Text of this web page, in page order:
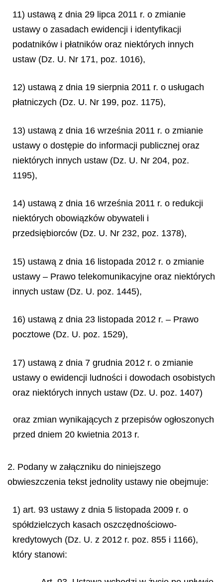
11) ustawą z dnia 29 lipca 2011 r. o zmianie
ustawy o zasadach ewidencji i identyfikacji
podatników i płatników oraz niektórych innych
ustaw (Dz. U. Nr 171, poz. 1016),
12) ustawą z dnia 19 sierpnia 2011 r. o usługach
płatniczych (Dz. U. Nr 199, poz. 1175),
13) ustawą z dnia 16 września 2011 r. o zmianie
ustawy o dostępie do informacji publicznej oraz
niektórych innych ustaw (Dz. U. Nr 204, poz.
1195),
14) ustawą z dnia 16 września 2011 r. o redukcji
niektórych obowiązków obywateli i
przedsiębiorców (Dz. U. Nr 232, poz. 1378),
15) ustawą z dnia 16 listopada 2012 r. o zmianie
ustawy – Prawo telekomunikacyjne oraz niektórych
innych ustaw (Dz. U. poz. 1445),
16) ustawą z dnia 23 listopada 2012 r. – Prawo
pocztowe (Dz. U. poz. 1529),
17) ustawą z dnia 7 grudnia 2012 r. o zmianie
ustawy o ewidencji ludności i dowodach osobistych
oraz niektórych innych ustaw (Dz. U. poz. 1407)
oraz zmian wynikających z przepisów ogłoszonych
przed dniem 20 kwietnia 2013 r.
2. Podany w załączniku do niniejszego
obwieszczenia tekst jednolity ustawy nie obejmuje:
1) art. 93 ustawy z dnia 5 listopada 2009 r. o
spółdzielczych kasach oszczędnościowo-
kredytowych (Dz. U. z 2012 r. poz. 855 i 1166),
który stanowi: